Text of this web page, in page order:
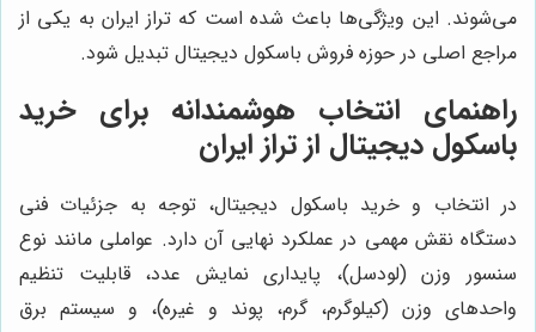
می‌شوند. این ویژگی‌ها باعث شده است که تراز ایران به یکی از
مراجع اصلی در حوزه فروش باسکول دیجیتال تبدیل شود.
راهنمای انتخاب هوشمندانه برای خرید
باسکول دیجیتال از تراز ایران
در انتخاب و خرید باسکول دیجیتال، توجه به جزئیات فنی
دستگاه نقش مهمی در عملکرد نهایی آن دارد. عواملی مانند نوع
سنسور وزن (لودسل)، پایداری نمایش عدد، قابلیت تنظیم
واحدهای وزن (کیلوگرم، گرم، پوند و غیره)، و سیستم برق